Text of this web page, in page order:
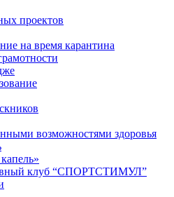
проектов
на время карантина
возможностями здоровья
клуб “СПОРТСТИМУЛ”